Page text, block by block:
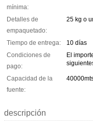
mínima:
Detalles de
empaquetado:
25 kg o
Tiempo de entrega:
10 días
Condiciones de
pago:
El
Capacidad de la
fuente:
descripción